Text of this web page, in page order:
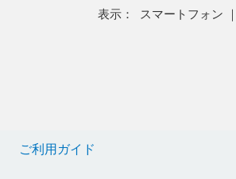
表示： スマートフォン ｜
ご利用ガイド